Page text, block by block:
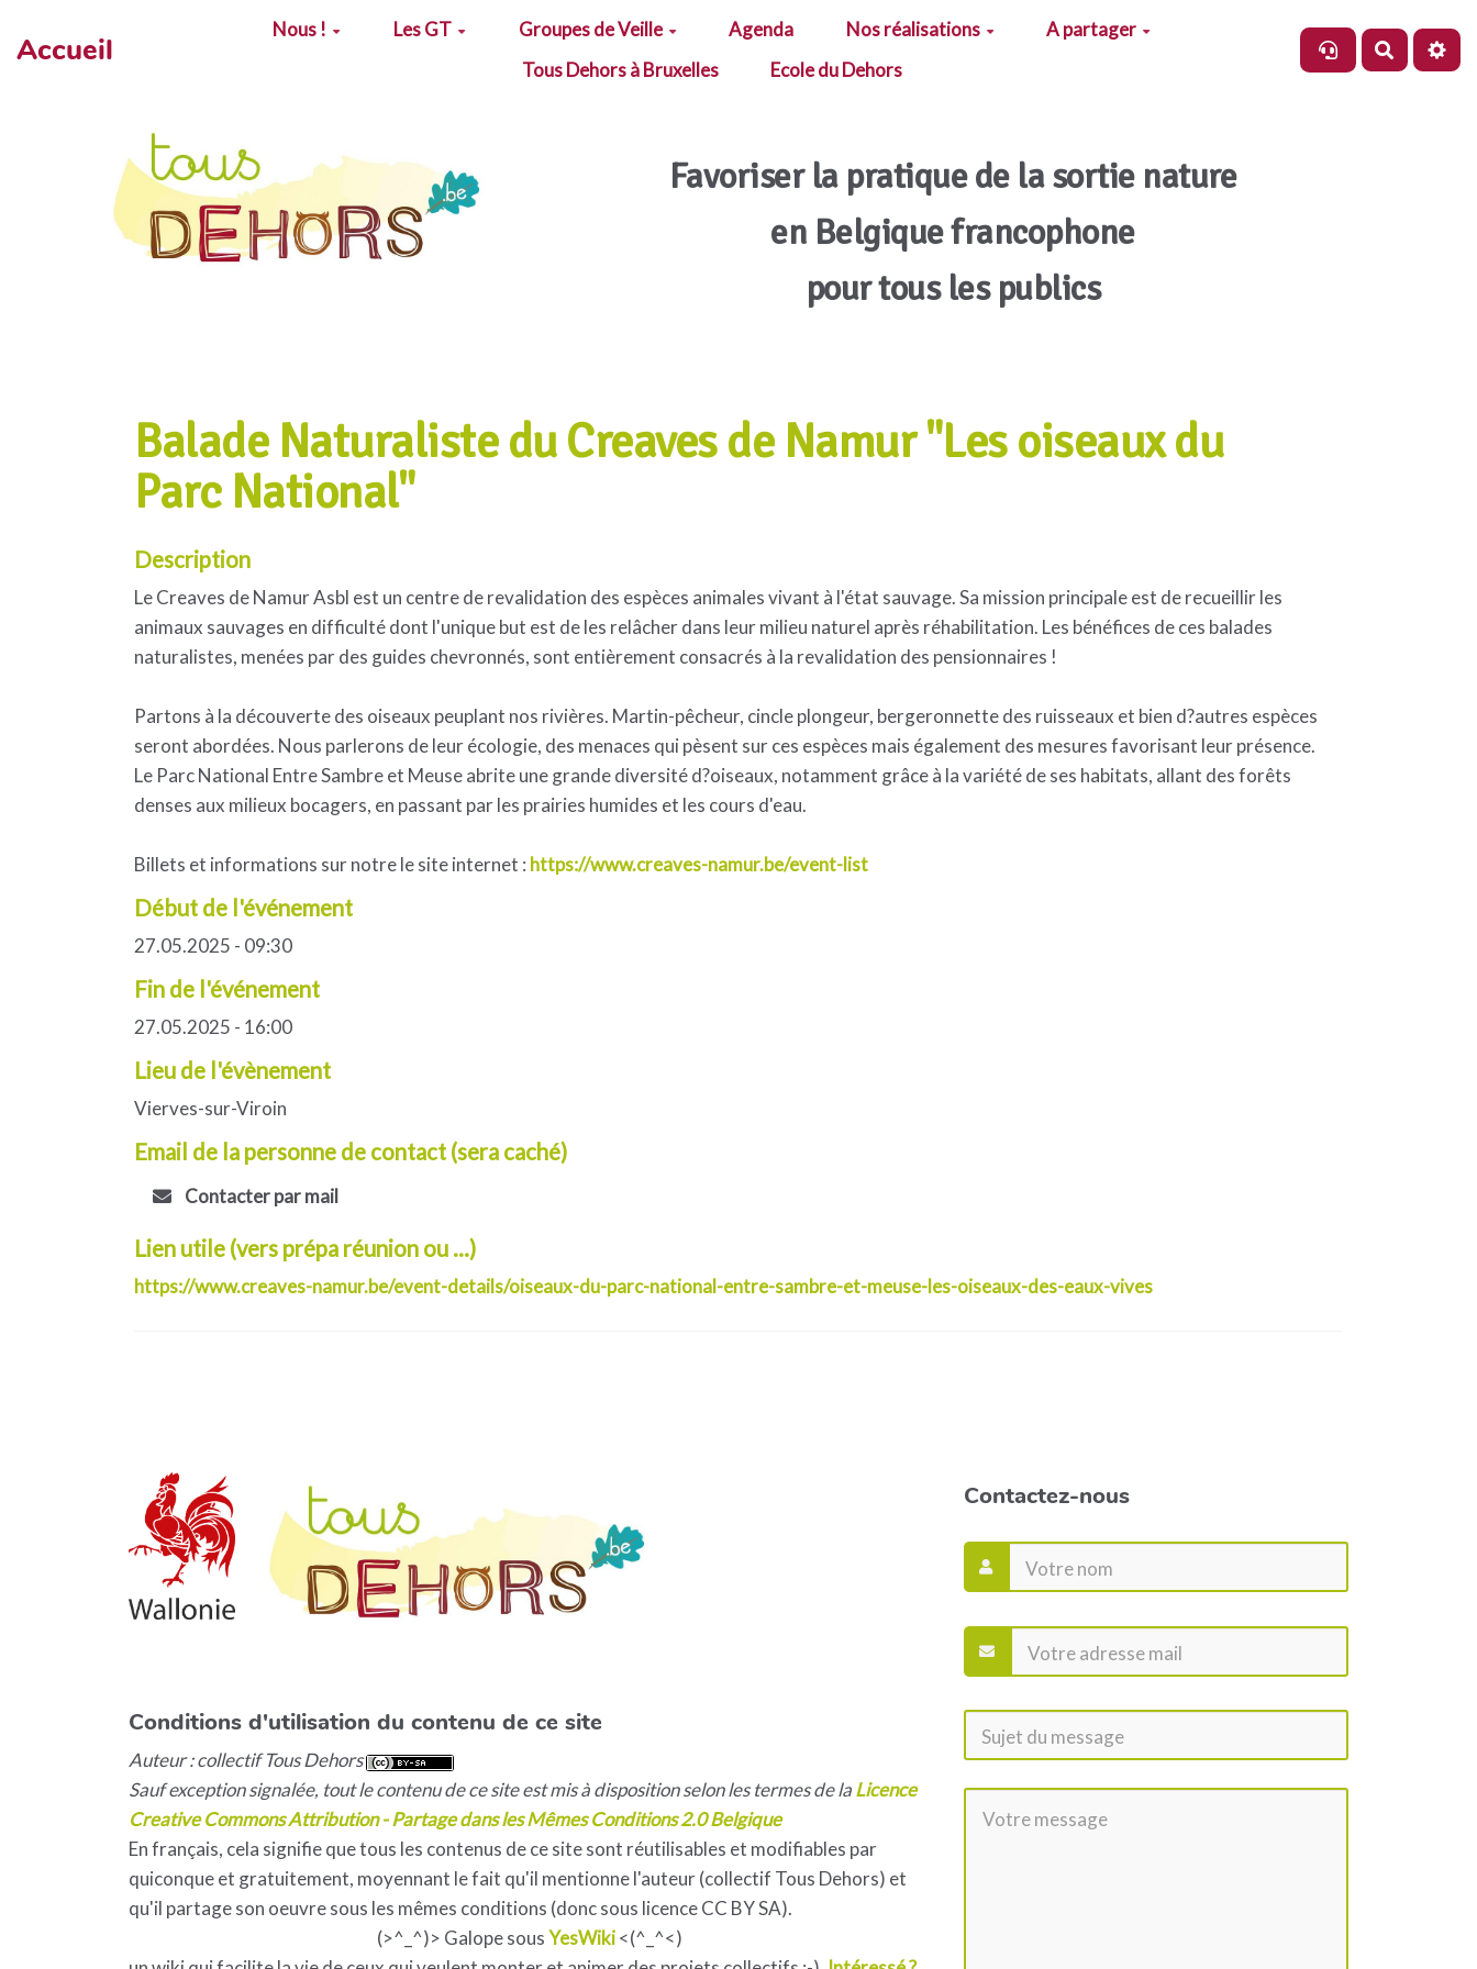
Accueil
Nous ! Les GT Groupes de Veille Agenda Nos réalisations
A partager
Tous Dehors à Bruxelles
Ecole du Dehors
Favoriser la pratique de la sortie nature
en Belgique francophone
pour tous les publics
Balade Naturaliste du Creaves de Namur "Les oiseaux du
Parc National"
Description
Le Creaves de Namur Asbl est un centre de revalidation des espèces animales vivant à l'état sauvage. Sa mission principale est de recueillir les
animaux sauvages en difficulté dont l'unique but est de les relâcher dans leur milieu naturel après réhabilitation. Les bénéfices de ces balades
naturalistes, menées par des guides chevronnés, sont entièrement consacrés à la revalidation des pensionnaires !
Partons à la découverte des oiseaux peuplant nos rivières. Martin-pêcheur, cincle plongeur, bergeronnette des ruisseaux et bien d?autres espèces
seront abordées. Nous parlerons de leur écologie, des menaces qui pèsent sur ces espèces mais également des mesures favorisant leur présence.
Le Parc National Entre Sambre et Meuse abrite une grande diversité d?oiseaux, notamment grâce à la variété de ses habitats, allant des forêts
denses aux milieux bocagers, en passant par les prairies humides et les cours d'eau.
Billets et informations sur notre le site internet : https://www.creaves-namur.be/event-list
Début de l'événement
27.05.2025 - 09:30
Fin de l'événement
27.05.2025 - 16:00
Lieu de l'évènement
Vierves-sur-Viroin
Email de la personne de contact (sera caché)
Contacter par mail
Lien utile (vers prépa réunion ou ...)
https://www.creaves-namur.be/event-details/oiseaux-du-parc-national-entre-sambre-et-meuse-les-oiseaux-des-eaux-vives
Conditions d'utilisation du contenu de ce site
Auteur : collectif Tous Dehors
Sauf exception signalée, tout le contenu de ce site est mis à disposition selon les termes de laLicence
Creative Commons Attribution - Partage dans les Mêmes Conditions 2.0 Belgique
En français, cela signifie que tous les contenus de ce site sont réutilisables et modifiables par
quiconque et gratuitement, moyennant le fait qu'il mentionne l'auteur (collectif Tous Dehors) et
qu'il partage son oeuvre sous les mêmes conditions (donc sous licence CC BY SA).
(>^_^)> Galope sousYesWiki<(^_^<)
Contactez-nous